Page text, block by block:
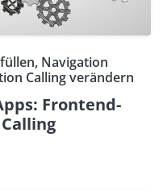
Navigation
Calling verändern
Frontend-